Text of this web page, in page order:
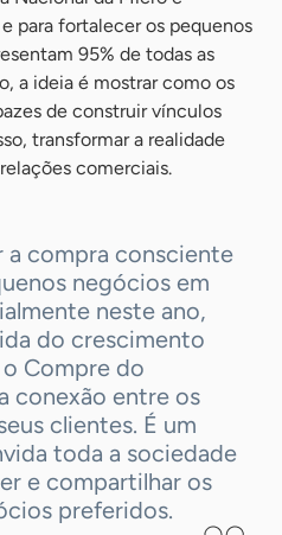
para fortalecer os pequenos
95% de todas as
a ideia é mostrar como os
de construir vínculos
transformar a realidade
comerciais.
a compra consciente
negócios em
neste ano,
do crescimento
Compre do
conexão entre os
clientes. É um
toda a sociedade
e compartilhar os
preferidos.